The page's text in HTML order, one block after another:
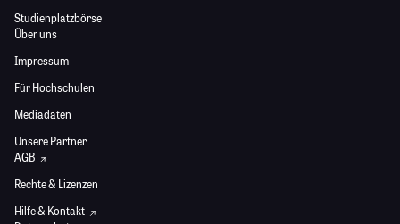
Studienplatzbörse
Über uns
Impressum
Für Hochschulen
Mediadaten
Unsere Partner
AGB
Rechte & Lizenzen
Hilfe & Kontakt